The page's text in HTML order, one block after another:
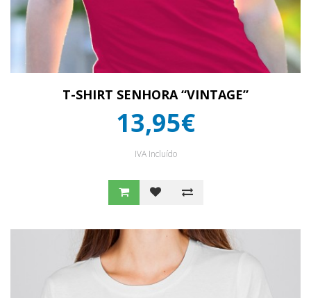
T-SHIRT SENHORA “VINTAGE”
13,95€
IVA Incluído